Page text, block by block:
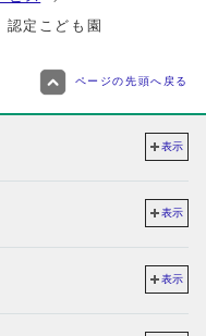
認定こども園
ページの先頭へ戻る
表示
表示
表示